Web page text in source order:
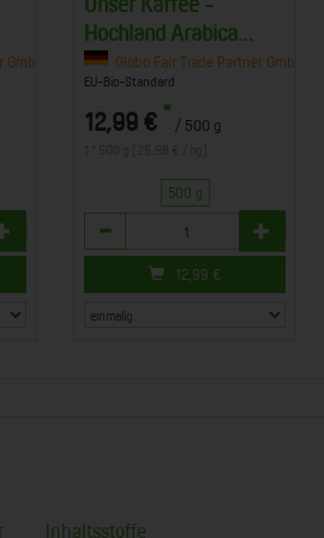
Beckedorf
Hochland Arabica
gemahlen - 500 g
Globo Fair Trade Partner GmbH,
EU-Bio-Standard
12,99 € * / 500 g
500 g
Anzahl
12,99 €
Inhaltsstoffe